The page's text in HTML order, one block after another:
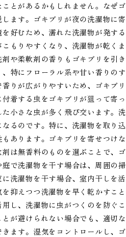
とがあるかもしれません。なぜ
ます。ゴキブリが夜の洗濯物に
好むため、濡れた洗濯物が発す
もりやすくなり、洗濯物が乾く
や柔軟剤の香りもゴキブリを引
特にフローラル系や甘い香りの
りが広がりやすいため、ゴキブ
着する虫をゴキブリが狙って寄
小さな虫が多く飛び交います。
るのです。特に、洗濯物を取り
あります。ゴキブリを寄せつけ
は無香料のものを選ぶことで、
で洗濯物を干す場合は、周囲の
洗濯物を干す場合、室内干しを
抑えつつ洗濯物を早く乾かすこ
し、洗濯物に虫がつくのを防ぐ
が避けられない場合でも、適切
ます。湿気をコントロールし、